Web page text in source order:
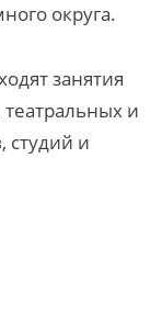
округа.
занятия
и
студий и